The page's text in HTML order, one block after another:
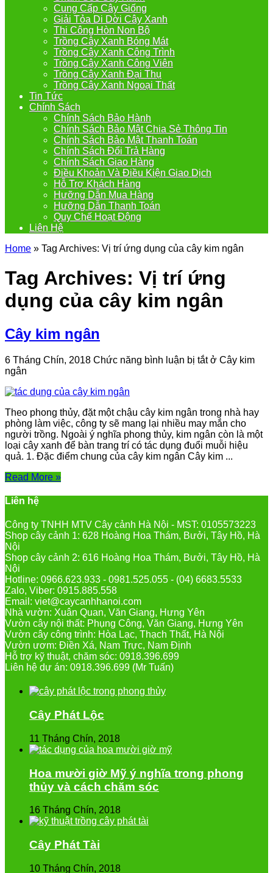
Cung Cấp Cây Giống
Giải Tỏa Di Dời Cây Xanh
Thi Công Hòn Non Bộ
Trồng Cây Xanh Bóng Mát
Trồng Cây Xanh Công Trình
Trồng Cây Xanh Công Viên
Trồng Cây Xanh Đại Thụ
Trồng Cây Xanh Ngoại Thất
Tin Tức
Chính Sách
Chính Sách Bảo Hành
Chính Sách Bảo Mật Chia Sẻ Thông Tin
Chính Sách Bảo Mật Thanh Toán
Chính Sách Đổi Trả Hàng
Chính Sách Giao Hàng
Điều Khoản Và Điều Kiện Giao Dịch
Hỗ Trợ Khách Hàng
Hưỡng Dẫn Mua Hàng
Hưỡng Dẫn Thanh Toán
Quy Chế Hoạt Động
Liên Hệ
Home » Tag Archives: Vị trí ứng dụng của cây kim ngân
Tag Archives: Vị trí ứng
dụng của cây kim ngân
Cây kim ngân
6 Tháng Chín, 2018 Chức năng bình luận bị tắtở Cây kim
ngân
Theo phong thủy, đặt một chậu cây kim ngân trong nhà hay
phòng làm việc, công ty sẽ mang lại nhiều may mắn cho
người trồng. Ngoài ý nghĩa phong thủy, kim ngân còn là một
loại cây xanh để bàn trang trí có tác dụng đuổi muỗi hiệu
quả. 1. Đặc điểm chung của cây kim ngân Cây kim ...
Read More »
Liên hệ
Công ty TNHH MTV Cây cảnh Hà Nội - MST: 0105573223
Shop cây cảnh 1: 628 Hoàng Hoa Thám, Bưởi, Tây Hồ, Hà
Nội
Shop cây cảnh 2: 616 Hoàng Hoa Thám, Bưởi, Tây Hồ, Hà
Nội
Hotline: 0966.623.933 - 0981.525.055 - (04) 6683.5533
Zalo, Viber: 0915.885.558
Email: viet@caycanhhanoi.com
Nhà vườn: Xuân Quan, Văn Giang, Hưng Yên
Vườn cây nội thất: Phụng Công, Văn Giang, Hưng Yên
Vườn cây công trình: Hòa Lạc, Thạch Thất, Hà Nội
Vườn ươm: Điền Xá, Nam Trực, Nam Định
Hỗ trợ kỹ thuật, chăm sóc: 0918.396.699
Liên hệ dự án: 0918.396.699 (Mr Tuấn)
Cây Phát Lộc
11 Tháng Chín, 2018
Hoa mười giờ Mỹ ý nghĩa trong phong
thủy và cách chăm sóc
16 Tháng Chín, 2018
Cây Phát Tài
10 Tháng Chín, 2018